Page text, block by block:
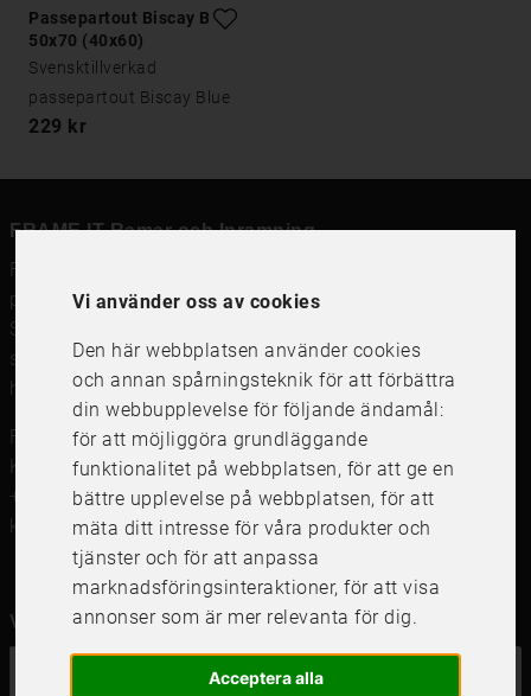
Vi använder oss av cookies
Den här webbplatsen använder cookies
och annan spårningsteknik för att förbättra
din webbupplevelse för följande ändamål:
för att möjliggöra grundläggande
funktionalitet på webbplatsen, för att ge en
bättre upplevelse på webbplatsen,för att
mäta ditt intresse för våra produkter och
tjänster och för att anpassa
marknadsföringsinteraktioner,för att visa
annonser som är mer relevanta för dig.
Acceptera alla
Passepartout Biscay Blue
50x70 (40x60)
Svensktillverkad
passepartout Biscay Blue
229 kr
FRAME IT Ramar och Inramning
FRAME IT är en modern rambutik för
posters och printsochramverkstad med inramning
Stockholm, Göteborg och Uppsala. Vi säljer
svensktillverkade tavelramar,passepartoutoch prints av
högsta kvalitet.
FRAME IT Ramar och Inramning
Kungsgatan 41, 111 56 Stockholm
+46 (0)8 142122
kundservice@frameit.se
Vill du ha vårt nyhetsbrev?